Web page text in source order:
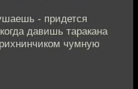
- придется
давишь таракана
чумную